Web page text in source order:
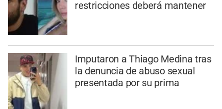
restricciones deberá mantener
Imputaron a Thiago Medina tras
la denuncia de abuso sexual
presentada por su prima